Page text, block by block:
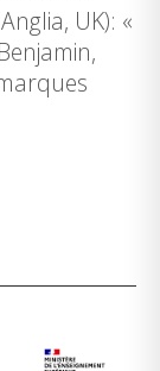
UK): «